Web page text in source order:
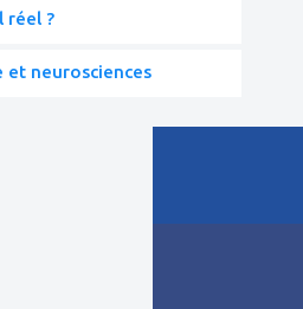
réel ?
et neurosciences